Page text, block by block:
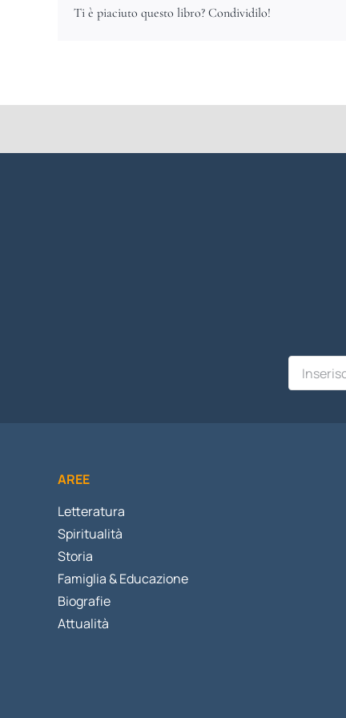
Ti è piaciuto questo libro? Condividilo!
AREE
Letteratura
Spiritualità
Storia
Famiglia & Educazione
Biografie
Attualità